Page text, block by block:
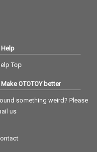
Help
Top
Make OTOTOY better
something weird? Please
us